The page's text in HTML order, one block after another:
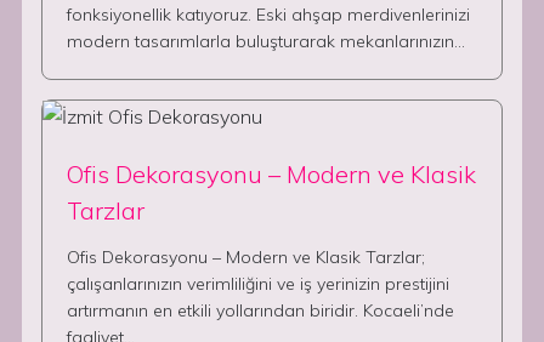
fonksiyonellik katıyoruz. Eski ahşap merdivenlerinizi
modern tasarımlarla buluşturarak mekanlarınızın…
Ofis Dekorasyonu – Modern ve Klasik
Tarzlar
Ofis Dekorasyonu – Modern ve Klasik Tarzlar;
çalışanlarınızın verimliliğini ve iş yerinizin prestijini
artırmanın en etkili yollarından biridir. Kocaeli’nde
faaliyet…